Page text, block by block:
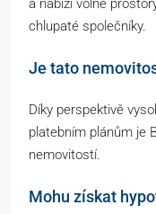
a nabízí volné
chlupaté společníky.
Je tato
Díky perspektivě
platebním plánům je
nemovitostí.
Mohu získat